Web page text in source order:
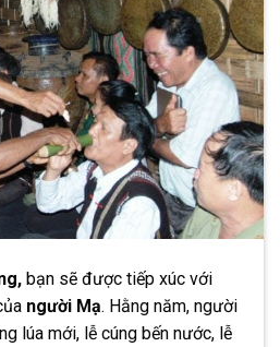
bạn sẽ được tiếp xúc với
người Mạ. Hằng năm, người
lúa mới, lễ cúng bến nước, lễ